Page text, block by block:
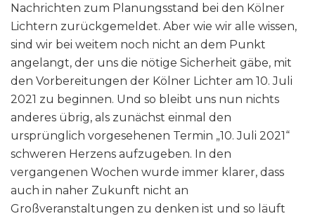
Nachrichten zum Planungsstand bei den Kölner
Lichtern zurückgemeldet. Aber wie wir alle wissen,
sind wir bei weitem noch nicht an dem Punkt
angelangt, der uns die nötige Sicherheit gäbe, mit
den Vorbereitungen der Kölner Lichter am 10. Juli
2021 zu beginnen. Und so bleibt uns nun nichts
anderes übrig, als zunächst einmal den
ursprünglich vorgesehenen Termin „10. Juli 2021“
schweren Herzens aufzugeben. In den
vergangenen Wochen wurde immer klarer, dass
auch in naher Zukunft nicht an
Großveranstaltungen zu denken ist und so läuft